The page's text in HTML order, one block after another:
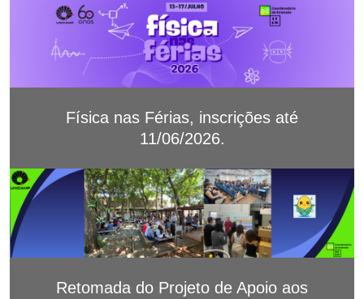
Física nas Férias, inscrições até
11/06/2026.
Retomada do Projeto de Apoio aos